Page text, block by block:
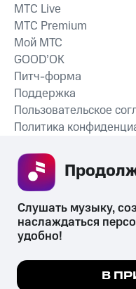
MTС Live
MTС Premium
Мой МТС
GOOD’OK
Питч-форма
Поддержка
Пользовательское
Политика
психотропных веществ,
их незаконный оборот
Мы используем
Слушать музыку,
наслаждаться
удобно!
В